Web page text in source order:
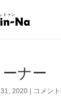
ナー
2020| コメン